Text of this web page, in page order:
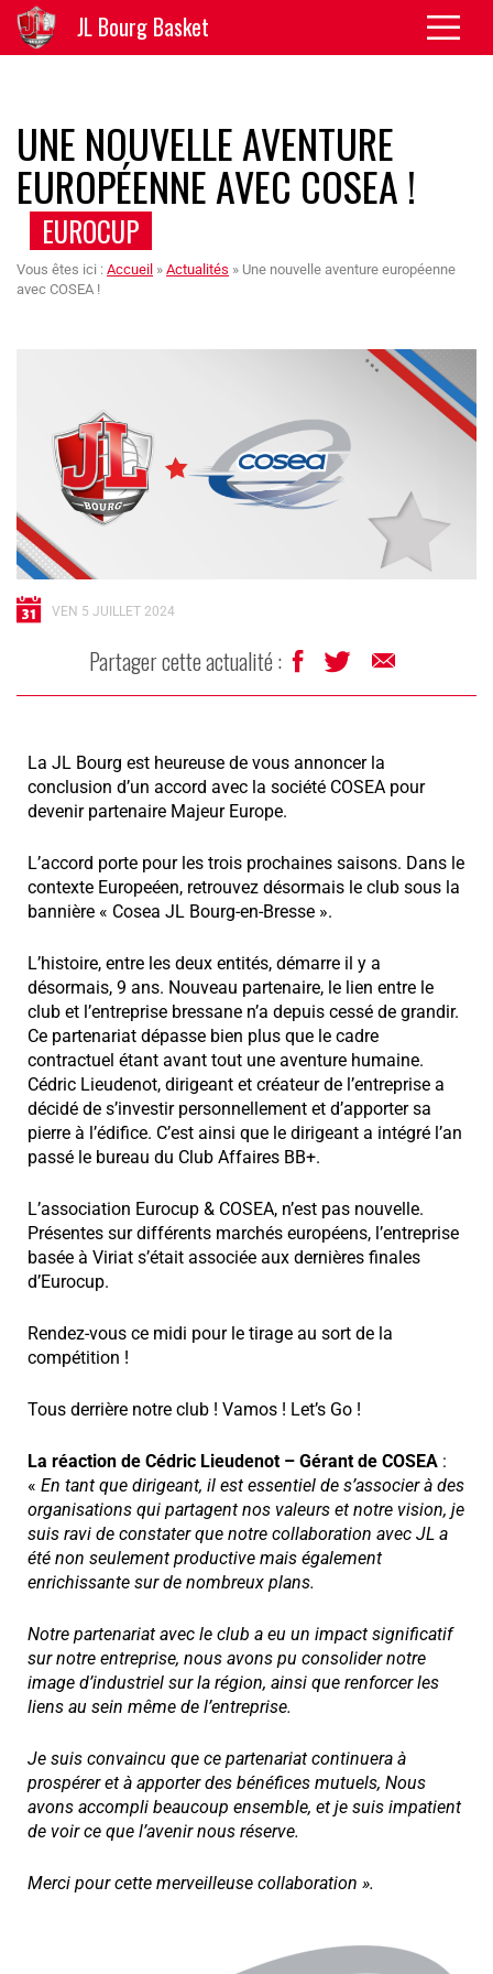
JL Bourg Basket
UNE NOUVELLE AVENTURE
EUROPÉENNE AVEC COSEA !
EUROCUP
Vous êtes ici : Accueil » Actualités » Une nouvelle aventure européenne
avec COSEA !
VEN 5 JUILLET 2024
Partager cette actualité :
La JL Bourg est heureuse de vous annoncer la
conclusion d’un accord avec la société COSEA pour
devenir partenaire Majeur Europe.
L’accord porte pour les trois prochaines saisons. Dans le
contexte Europeéen, retrouvez désormais le club sous la
bannière « Cosea JL Bourg-en-Bresse ».
L’histoire, entre les deux entités, démarre il y a
désormais, 9 ans. Nouveau partenaire, le lien entre le
club et l’entreprise bressane n’a depuis cessé de grandir.
Ce partenariat dépasse bien plus que le cadre
contractuel étant avant tout une aventure humaine.
Cédric Lieudenot, dirigeant et créateur de l’entreprise a
décidé de s’investir personnellement et d’apporter sa
pierre à l’édifice. C’est ainsi que le dirigeant a intégré l’an
passé le bureau du Club Affaires BB+.
L’association Eurocup & COSEA, n’est pas nouvelle.
Présentes sur différents marchés européens, l’entreprise
basée à Viriat s’était associée aux dernières finales
d’Eurocup.
Rendez-vous ce midi pour le tirage au sort de la
compétition !
Tous derrière notre club ! Vamos ! Let’s Go !
La réaction de Cédric Lieudenot – Gérant de COSEA :
« En tant que dirigeant, il est essentiel de s’associer à des
organisations qui partagent nos valeurs et notre vision, je
suis ravi de constater que notre collaboration avec JL a
été non seulement productive mais également
enrichissante sur de nombreux plans.
Notre partenariat avec le club a eu un impact significatif
sur notre entreprise, nous avons pu consolider notre
image d’industriel sur la région, ainsi que renforcer les
liens au sein même de l’entreprise.
Je suis convaincu que ce partenariat continuera à
prospérer et à apporter des bénéfices mutuels, Nous
avons accompli beaucoup ensemble, et je suis impatient
de voir ce que l’avenir nous réserve.
Merci pour cette merveilleuse collaboration ».